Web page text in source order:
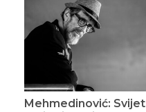
Mehmedinović: Svijet